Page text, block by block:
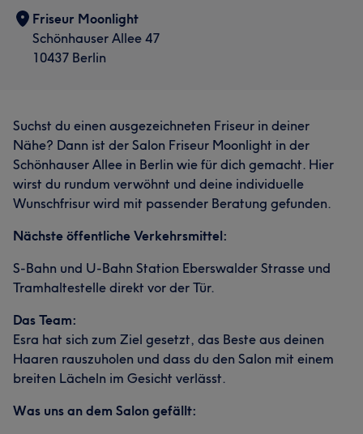
Friseur Moonlight
Schönhauser Allee 47
10437 Berlin
Suchst du einen ausgezeichneten Friseur in deiner
Nähe? Dann ist der Salon Friseur Moonlight in der
Schönhauser Allee in Berlin wie für dich gemacht. Hier
wirst du rundum verwöhnt und deine individuelle
Wunschfrisur wird mit passender Beratung gefunden.
Nächste öffentliche Verkehrsmittel:
S-Bahn und U-Bahn Station Eberswalder Strasse und
Tramhaltestelle direkt vor der Tür.
Das Team:
Esra hat sich zum Ziel gesetzt, das Beste aus deinen
Haaren rauszuholen und dass du den Salon mit einem
breiten Lächeln im Gesicht verlässt.
Was uns an dem Salon gefällt: